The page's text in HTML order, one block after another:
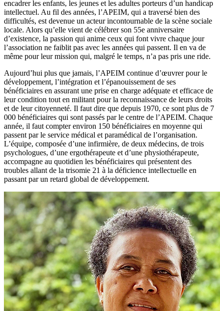
encadrer les enfants, les jeunes et les adultes porteurs d’un handicap
intellectuel. Au fil des années, l’APEIM, qui a traversé bien des
difficultés, est devenue un acteur incontournable de la scène sociale
locale. Alors qu’elle vient de célébrer son 55e anniversaire
d’existence, la passion qui anime ceux qui font vivre chaque jour
l’association ne faiblit pas avec les années qui passent. Il en va de
même pour leur mission qui, malgré le temps, n’a pas pris une ride.
Aujourd’hui plus que jamais, l’APEIM continue d’œuvrer pour le
développement, l’intégration et l’épanouissement de ses
bénéficiaires en assurant une prise en charge adéquate et efficace de
leur condition tout en militant pour la reconnaissance de leurs droits
et de leur citoyenneté. Il faut dire que depuis 1970, ce sont plus de 7
000 bénéficiaires qui sont passés par le centre de l’APEIM. Chaque
année, il faut compter environ 150 bénéficiaires en moyenne qui
passent par le service médical et paramédical de l’organisation.
L’équipe, composée d’une infirmière, de deux médecins, de trois
psychologues, d’une ergothérapeute et d’une physiothérapeute,
accompagne au quotidien les bénéficiaires qui présentent des
troubles allant de la trisomie 21 à la déficience intellectuelle en
passant par un retard global de développement.